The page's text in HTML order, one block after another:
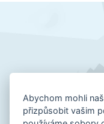
Abychom mohli
přizpůsobit vašim